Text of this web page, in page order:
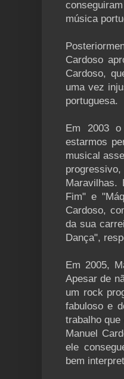
música
Cardoso
Cardoso,
uma vez
portuguesa.
Em 2003
estarmos
musical
Maravilhas.
Fim" e
Cardoso,
da sua
Dança",
Em 2005,
Apesar de
um rock
fabuloso e
trabalho
Manuel
ele
bem